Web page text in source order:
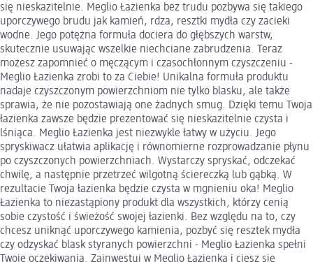
się nieskazitelnie. Meglio Łazienka bez trudu pozbywa się takiego
uporczywego brudu jak kamień, rdza, resztki mydła czy zacieki
wodne. Jego potężna formuła dociera do głębszych warstw,
skutecznie usuwając wszelkie niechciane zabrudzenia. Teraz
możesz zapomnieć o męczącym i czasochłonnym czyszczeniu -
Meglio Łazienka zrobi to za Ciebie! Unikalna formuła produktu
nadaje czyszczonym powierzchniom nie tylko blasku, ale także
sprawia, że nie pozostawiają one żadnych smug. Dzięki temu Twoja
łazienka zawsze będzie prezentować się nieskazitelnie czysta i
lśniąca. Meglio Łazienka jest niezwykle łatwy w użyciu. Jego
spryskiwacz ułatwia aplikację i równomierne rozprowadzanie płynu
po czyszczonych powierzchniach. Wystarczy spryskać, odczekać
chwilę, a następnie przetrzeć wilgotną ściereczką lub gąbką. W
rezultacie Twoja łazienka będzie czysta w mgnieniu oka! Meglio
Łazienka to niezastąpiony produkt dla wszystkich, którzy cenią
sobie czystość i świeżość swojej łazienki. Bez względu na to, czy
chcesz uniknąć uporczywego kamienia, pozbyć się resztek mydła
czy odzyskać blask styranych powierzchni - Meglio Łazienka spełni
Twoje oczekiwania. Zainwestuj w Meglio Łazienka i ciesz się